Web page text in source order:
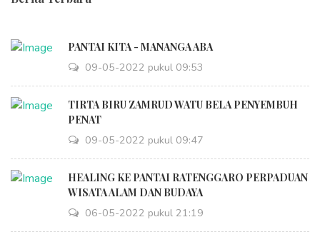
PANTAI KITA - MANANGA ABA
09-05-2022 pukul 09:53
TIRTA BIRU ZAMRUD WATU BELA PENYEMBUH
PENAT
09-05-2022 pukul 09:47
HEALING KE PANTAI RATENGGARO PERPADUAN
WISATA ALAM DAN BUDAYA
06-05-2022 pukul 21:19